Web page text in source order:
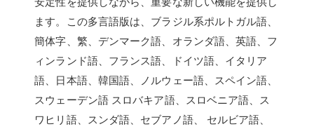
ます。この多言語版は、ブラジル系ポルトガル語、
簡体字、繁、デンマーク語、オランダ語、英語、フ
ィンランド語、フランス語、ドイツ語、イタリア
語、日本語、韓国語、ノルウェー語、スペイン語、
スウェーデン語 スロバキア語、スロベニア語、ス
ワヒリ語、スンダ語、セブアノ語、 セルビア語、